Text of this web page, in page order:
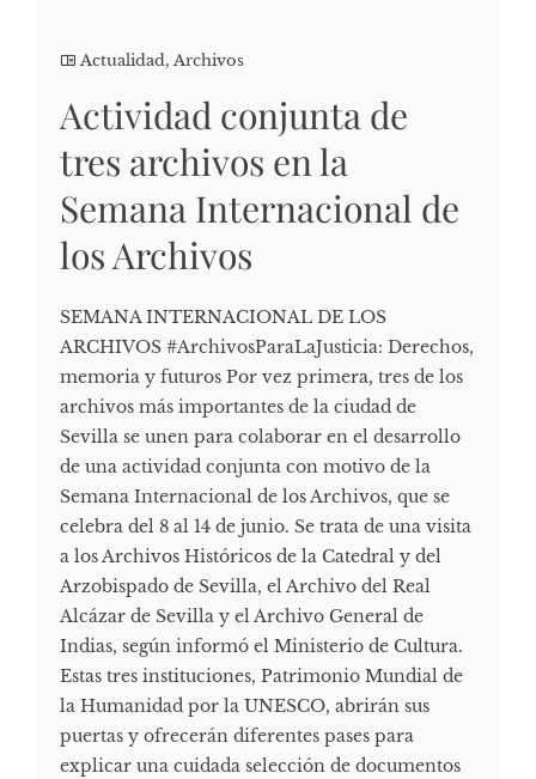
Actualidad, Archivos
Actividad conjunta de
tres archivos en la
Semana Internacional de
los Archivos
SEMANA INTERNACIONAL DE LOS
ARCHIVOS #ArchivosParaLaJusticia: Derechos,
memoria y futuros Por vez primera, tres de los
archivos más importantes de la ciudad de
Sevilla se unen para colaborar en el desarrollo
de una actividad conjunta con motivo de la
Semana Internacional de los Archivos, que se
celebra del 8 al 14 de junio. Se trata de una visita
a los Archivos Históricos de la Catedral y del
Arzobispado de Sevilla, el Archivo del Real
Alcázar de Sevilla y el Archivo General de
Indias, según informó el Ministerio de Cultura.
Estas tres instituciones, Patrimonio Mundial de
la Humanidad por la UNESCO, abrirán sus
puertas y ofrecerán diferentes pases para
explicar una cuidada selección de documentos